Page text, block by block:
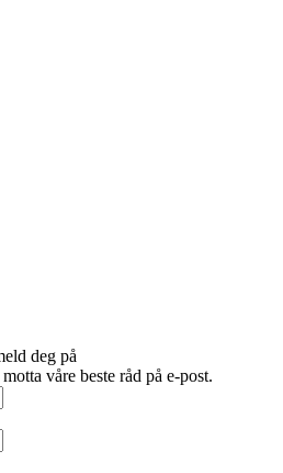
deg på
våre beste råd på e-post.